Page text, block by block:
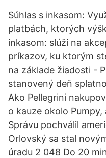
Súhlas s inkasom:
platbách, ktorých
inkasom: slúži na
príkazov, ku ktorým
na základe žiadosti -
stanovený deň
Ako Pellegrini
o kauze okolo
Správu pochválil
Orlovský sa stal
úradu 2 048 Do 20